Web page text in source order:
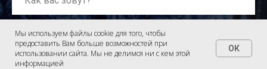
Мы используем файлы cookie для того, чтобы
предоставить Вам больше возможностей при
использовании сайта. Мы не делимся ни с кем этой
информацией
ОК